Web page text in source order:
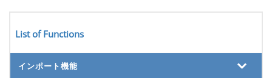
List of Functions
インポート機能